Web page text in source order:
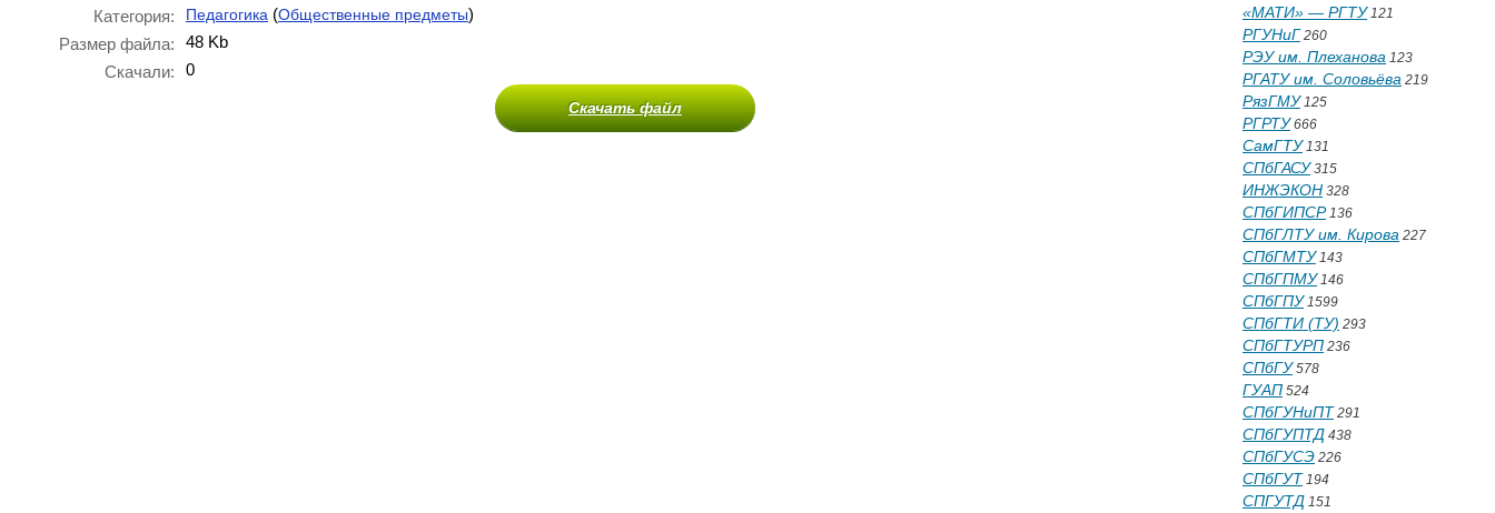
Категория:
Педагогика (Общественные предметы)
Размер файла:
48 Kb
Скачали:
0
Скачать файл
«МАТИ» — РГТУ121
РГУНиГ 260
РЭУ им. Плеханова 123
РГАТУ им. Соловьёва 219
РязГМУ125
РГРТУ666
СамГТУ131
СПбГАСУ315
ИНЖЭКОН 328
СПбГИПСР136
СПбГЛТУ им. Кирова 227
СПбГМТУ143
СПбГПМУ146
СПбГПУ1599
СПбГТИ (ТУ) 293
СПбГТУРП 236
СПбГУ578
ГУАП 524
СПбГУНиПТ 291
СПбГУПТД 438
СПбГУСЭ 226
СПбГУТ 194
СПГУТД 151